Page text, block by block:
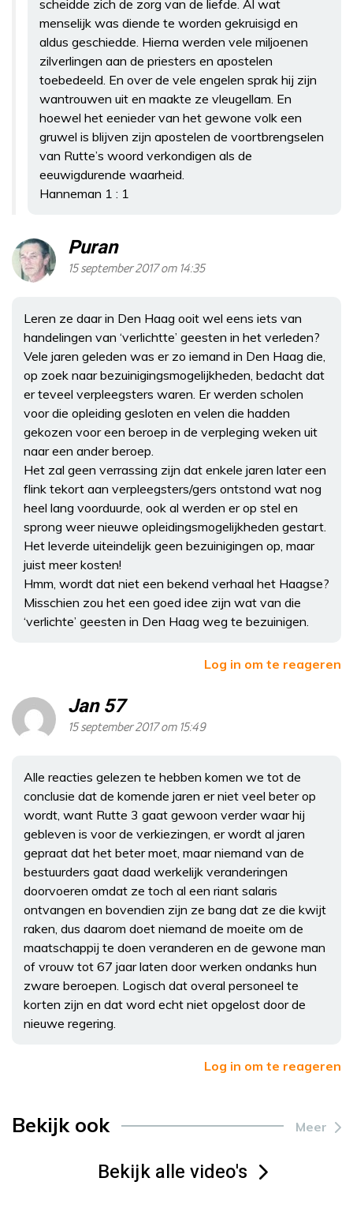
scheidde zich de zorg van de liefde. Al wat
menselijk was diende te worden gekruisigd en
aldus geschiedde. Hierna werden vele miljoenen
zilverlingen aan de priesters en apostelen
toebedeeld. En over de vele engelen sprak hij zijn
wantrouwen uit en maakte ze vleugellam. En
hoewel het eenieder van het gewone volk een
gruwel is blijven zijn apostelen de voortbrengselen
van Rutte’s woord verkondigen als de
eeuwigdurende waarheid.
Hanneman 1 : 1
Puran
15 september 2017 om 14:35
Leren ze daar in Den Haag ooit wel eens iets van
handelingen van ‘verlichtte’ geesten in het verleden?
Vele jaren geleden was er zo iemand in Den Haag die,
op zoek naar bezuinigingsmogelijkheden, bedacht dat
er teveel verpleegsters waren. Er werden scholen
voor die opleiding gesloten en velen die hadden
gekozen voor een beroep in de verpleging weken uit
naar een ander beroep.
Het zal geen verrassing zijn dat enkele jaren later een
flink tekort aan verpleegsters/gers ontstond wat nog
heel lang voorduurde, ook al werden er op stel en
sprong weer nieuwe opleidingsmogelijkheden gestart.
Het leverde uiteindelijk geen bezuinigingen op, maar
juist meer kosten!
Hmm, wordt dat niet een bekend verhaal het Haagse?
Misschien zou het een goed idee zijn wat van die
‘verlichte’ geesten in Den Haag weg te bezuinigen.
Log in om te reageren
Jan 57
15 september 2017 om 15:49
Alle reacties gelezen te hebben komen we tot de
conclusie dat de komende jaren er niet veel beter op
wordt, want Rutte 3 gaat gewoon verder waar hij
gebleven is voor de verkiezingen, er wordt al jaren
gepraat dat het beter moet, maar niemand van de
bestuurders gaat daad werkelijk veranderingen
doorvoeren omdat ze toch al een riant salaris
ontvangen en bovendien zijn ze bang dat ze die kwijt
raken, dus daarom doet niemand de moeite om de
maatschappij te doen veranderen en de gewone man
of vrouw tot 67 jaar laten door werken ondanks hun
zware beroepen. Logisch dat overal personeel te
korten zijn en dat word echt niet opgelost door de
nieuwe regering.
Log in om te reageren
Bekijk ook Meer
Bekijk alle video's